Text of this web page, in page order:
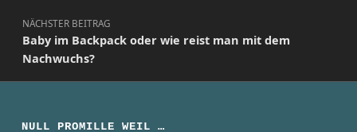
NÄCHSTER BEITRAG
Baby im Backpack oder wie reist man mit dem
Nachwuchs?
NULL PROMILLE WEIL …